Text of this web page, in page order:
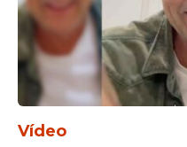
pernambucana.
Vídeo